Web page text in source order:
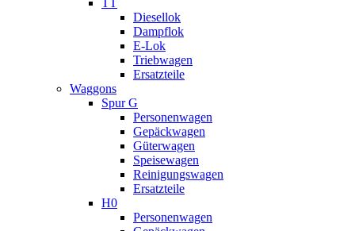
TT
Diesellok
Dampflok
E-Lok
Triebwagen
Ersatzteile
Waggons
Spur G
Personenwagen
Gepäckwagen
Güterwagen
Speisewagen
Reinigungswagen
Ersatzteile
H0
Personenwagen